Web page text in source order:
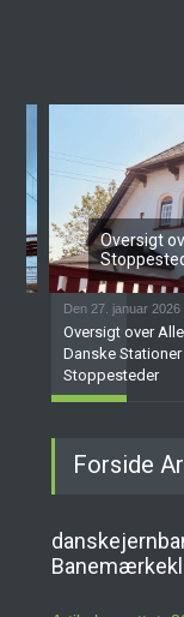
Oversigt
Den 27. januar 2026
Oversigt over Alle
Danske
Stoppesteder
Forside